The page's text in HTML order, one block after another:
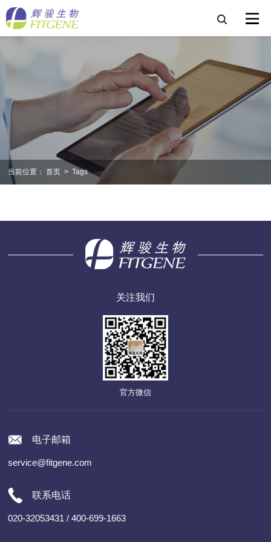
当前位置： 首页 > Tags
关注我们
官方微信
电子邮箱
service@fitgene.com
联系电话
020-32053431 / 400-699-1663